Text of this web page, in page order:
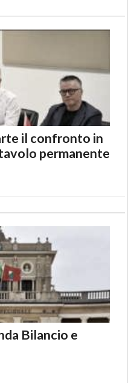
il confronto in
permanente
Bilancio e